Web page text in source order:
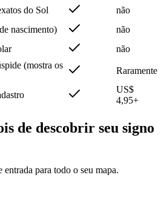
do Sol
não
nascimento)
não
não
(mostra os
Raramente
US$
4,95+
de descobrir seu signo
entrada para todo o seu mapa.